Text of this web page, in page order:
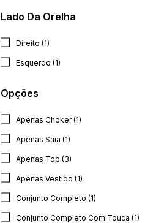
Lado Da Orelha
Direito (1)
Esquerdo (1)
Opções
Apenas Choker (1)
Apenas Saia (1)
Apenas Top (3)
Apenas Vestido (1)
Conjunto Completo (1)
Conjunto Completo Com Touca (1)